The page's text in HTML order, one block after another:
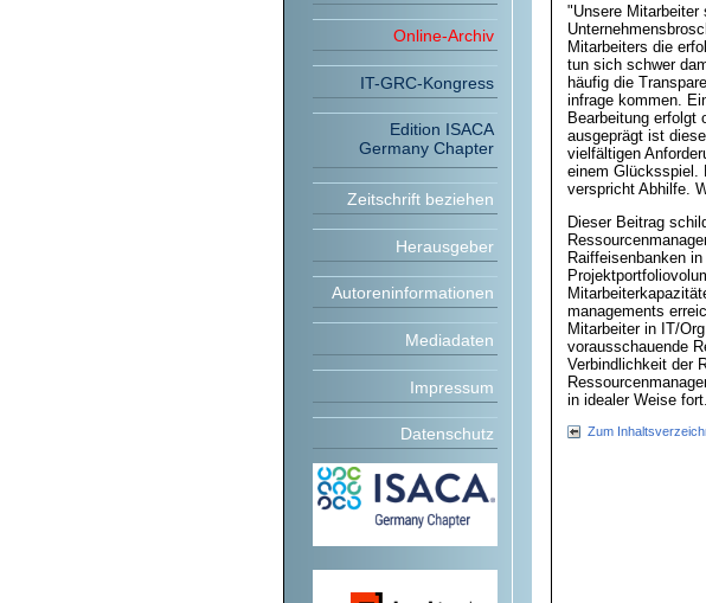
Online-Archiv
IT-GRC-Kongress
Edition ISACA
Germany Chapter
Zeitschrift beziehen
Herausgeber
Autoreninformationen
Mediadaten
Impressum
Datenschutz
"Unsere
Mitarbeiters die
tun sich schwer
häufig die
infrage kommen.
Bearbeitung erfolgt
ausgeprägt ist
vielfältigen
einem Glücksspiel.
verspricht Abhilfe.
Dieser Beitrag
Raiffeisenbanken
managements
Mitarbeiter in IT/
vorausschauende
Verbindlichkeit der
in idealer Weise fort.
Zum